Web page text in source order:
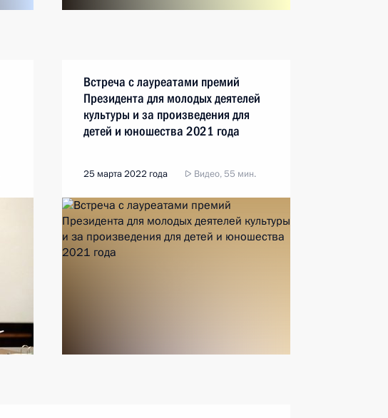
Встреча с лауреатами премий
Президента для молодых деятелей
культуры и за произведения для
детей и юношества 2021 года
25 марта 2022 года Видео, 55 мин.